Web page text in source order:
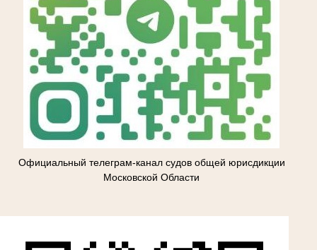
Официальный телеграм-канал судов общей юрисдикции
Московской Области